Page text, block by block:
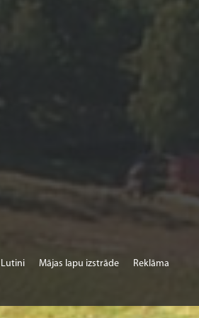
Lutini Mājas lapu izstrāde Reklāma